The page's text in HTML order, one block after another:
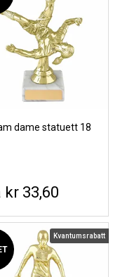
dame statuett 18
kr 33,60
Kvantumsrabatt